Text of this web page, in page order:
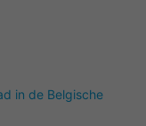
in de Belgische